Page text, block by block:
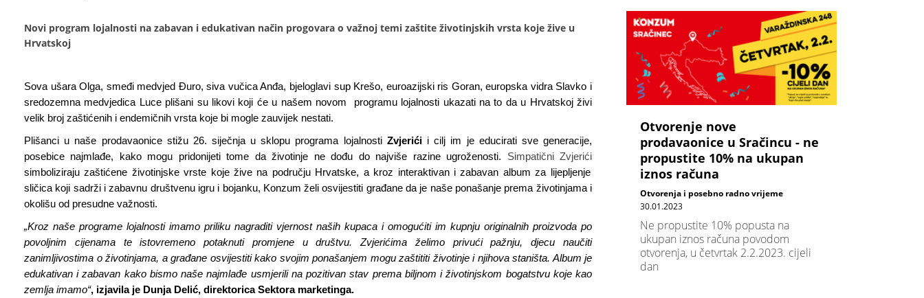
Novi program lojalnosti na zabavan i edukativan način progovara o važnoj temi zaštite životinjskih vrsta koje žive u
Hrvatskoj
Sova ušara Olga, smeđi medvjed Đuro, siva vučica Anđa, bjeloglavi sup Krešo, euroazijski ris Goran, europska vidra Slavko i
sredozemna medvjedica Luce plišani su likovi koji će u našem novom programu lojalnosti ukazati na to da u Hrvatskoj živi
velik broj zaštićenih i endemičnih vrsta koje bi mogle zauvijek nestati.
Plišanci u naše prodavaonice stižu 26. siječnja u sklopu programa lojalnostiZvjerićii cilj im je educirati sve generacije,
posebice najmlađe, kako mogu pridonijeti tome da životinje ne dođu do najviše razine ugroženosti. Simpatični Zvjerići
simboliziraju zaštićene životinjske vrste koje žive na području Hrvatske, a kroz interaktivan i zabavan album za lijepljenje
sličica koji sadrži i zabavnu društvenu igru i bojanku, Konzum želi osvijestiti građane da je naše ponašanje prema životinjama i
okolišu od presudne važnosti.
„Kroz naše programe lojalnosti imamo priliku nagraditi vjernost naših kupaca i omogućiti im kupnju originalnih proizvoda po
povoljnim cijenama te istovremeno potaknuti promjene u društvu. Zvjerićima želimo privući pažnju, djecu naučiti
zanimljivostima o životinjama, a građane osvijestiti kako svojim ponašanjem mogu zaštititi životinje i njihova staništa. Album je
edukativan i zabavan kako bismo naše najmlađe usmjerili na pozitivan stav prema biljnom i životinjskom bogatstvu koje kao
zemlja imamo“, izjavila je Dunja Delić, direktorica Sektora marketinga.
Otvorenje nove
prodavaonice u Sračincu - ne
propustite 10% na ukupan
iznos računa
Otvorenja i posebno radno vrijeme
30.01.2023
Ne propustite 10% popusta na
ukupan iznos računa povodom
otvorenja, u četvrtak 2.2.2023. cijeli
dan